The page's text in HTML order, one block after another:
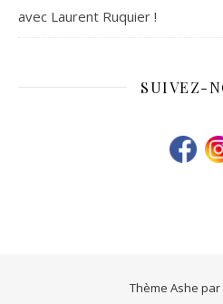
avec Laurent Ruquier !
SUIVEZ-
Thème Ashe par